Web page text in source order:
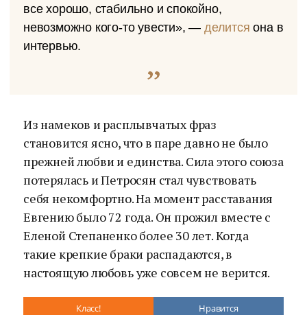
все хорошо, стабильно и спокойно,
невозможно кого-то увести», — делитсяона в
интервью.
Из намеков и расплывчатых фраз
становится ясно, что в паре давно не было
прежней любви и единства. Сила этого союза
потерялась и Петросян стал чувствовать
себя некомфортно. На момент расставания
Евгению было 72 года. Он прожил вместе с
Еленой Степаненко более 30 лет. Когда
такие крепкие браки распадаются, в
настоящую любовь уже совсем не верится.
Класс! Нравится